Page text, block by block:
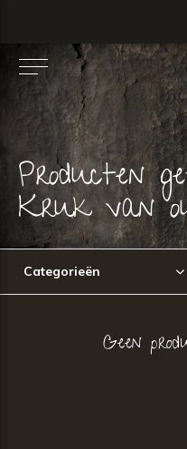
Producten
Kruk van
Categorieën
Geen